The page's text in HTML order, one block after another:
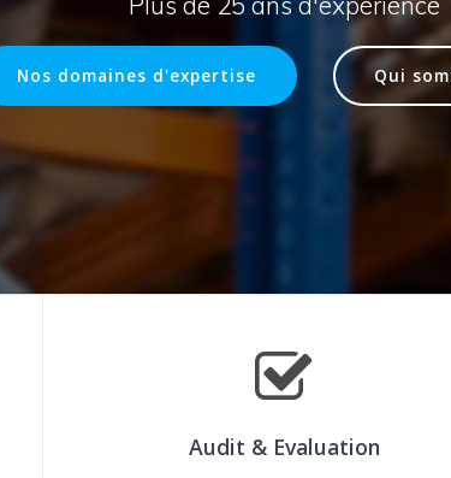
Nos domaines d'expertise Qui
Audit & Evaluation